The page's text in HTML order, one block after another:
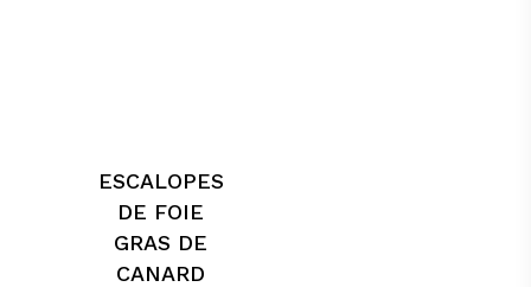
ESCALOPES
DE FOIE
GRAS DE
CANARD